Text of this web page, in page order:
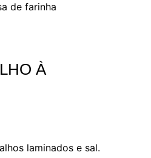
de farinha
À
laminados e sal.